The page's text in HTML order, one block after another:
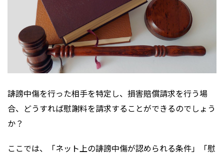
誹謗中傷を行った相手を特定し、損害賠償請求を行う場
合、どうすれば慰謝料を請求することができるのでしょう
か？
ここでは、「ネット上の誹謗中傷が認められる条件」「慰